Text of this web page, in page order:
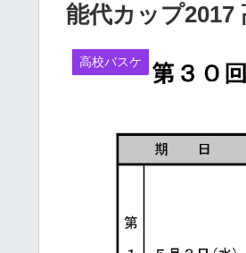
能代カップ2017
高校バスケ